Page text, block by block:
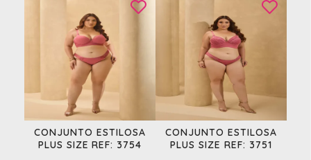
CONJUNTO ESTILOSA
PLUS SIZE REF: 3754
CONJUNTO ESTILOSA
PLUS SIZE REF: 3751